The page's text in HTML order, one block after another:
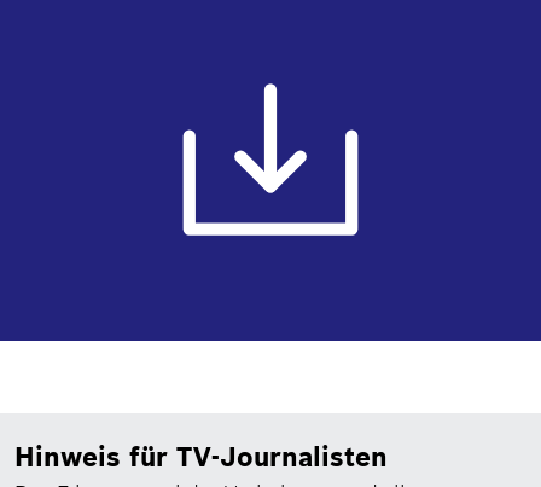
Hinweis für TV-Journalisten